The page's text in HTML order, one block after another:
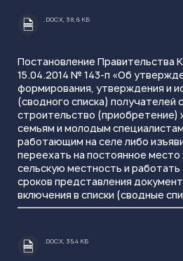
.DOCX
.DOCX, 38,6 КБ
Постановление Правительства
15.04.2014 № 143-п «Об
формирования, утверждения и
(сводного списка) получателей
строительство
семьям и молодым
работающим на селе либо
переехать на постоянное место
сельскую местность и
сроков представления
включения в списки (сводные
.DOCX
.DOCX, 35,4 КБ